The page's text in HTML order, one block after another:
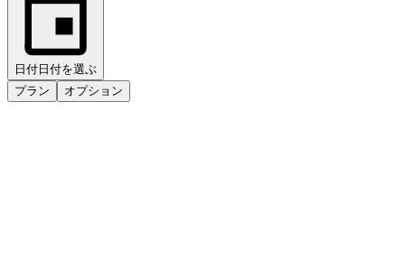
日付 日付を選ぶ
プラン
オプション